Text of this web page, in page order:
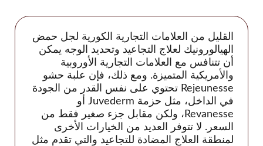
القليل من العلامات التجارية الكورية لجل حمض
الهيالورونيك لعلاج التجاعيد وتحديد الوجه يمكن
أن تتنافس مع العلامات التجارية الأوروبية
والأمريكية المتميزة. ومع ذلك، فإن علبة حشو
Rejeunesse تحتوي على نفس القدر من الجودة
في الداخل، مثل حزمة Juvederm أو
Revanesse، ولكن مقابل جزء صغير فقط من
السعر. لا تتوفر العديد من الخيارات الأخرى
لمنطقة العلاج المضادة للتجاعيد والتي تقدم مثل
معجمي
Linerase
Monalisa
Neobella
Neufidence
Neuramis
نيكس